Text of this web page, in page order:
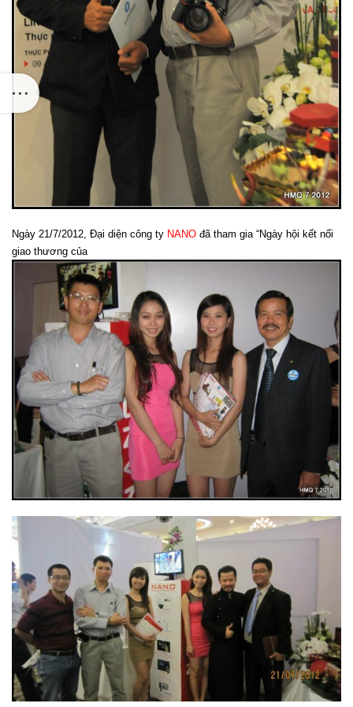
Ngày 21/7/2012, Đại diện công ty NANO đã tham gia “Ngày hội kết nối
giao thương của